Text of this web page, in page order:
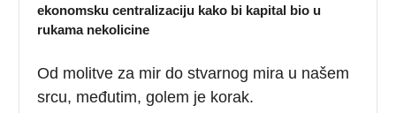
ekonomsku centralizaciju kako bi kapital bio u
rukama nekolicine
Od molitve za mir do stvarnog mira u našem
srcu, međutim, golem je korak.